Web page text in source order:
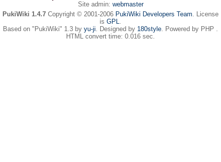
Site admin: webmaster
PukiWiki 1.4.7 Copyright © 2001-2006 PukiWiki Developers Team. License
is GPL.
Based on "PukiWiki" 1.3 by yu-ji. Designed by 180style. Powered by PHP .
HTML convert time: 0.016 sec.